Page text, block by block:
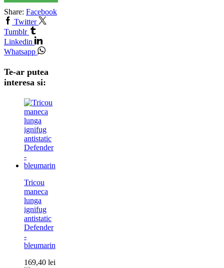
Share: Facebook
Twitter
Tumblr
Linkedin
Whatsapp
Te-ar putea
interesa si:
Tricou
maneca
lunga
ignifug
antistatic
Defender
-
bleumarin
169,40 lei